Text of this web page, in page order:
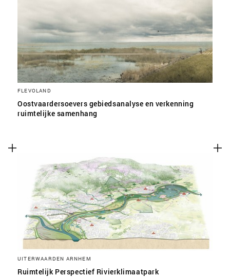
FLEVOLAND
Oostvaardersoevers gebiedsanalyse en verkenning
ruimtelijke samenhang
UITERWAARDEN ARNHEM
Ruimtelijk Perspectief Rivierklimaatpark